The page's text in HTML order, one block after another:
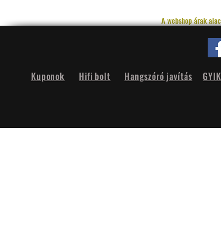
A webshop árak
Hifi bolt
Kuponok Hangszóró javítás GYIK